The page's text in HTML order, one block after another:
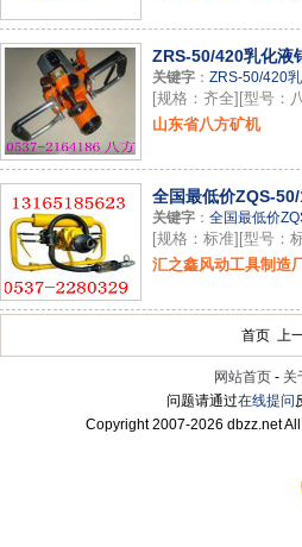
ZRS-50/420乳化液
关键字 ： ZRS-50/420
[规格：齐全][型号：
山东省八方矿机
全国最低价ZQS-
关键字 ： 全国最低价
[规格：标准][型号：
汇之鑫风动工具制造
首页 上
网站首页 - 关
问题请通过在线提问
Copyright 2007-2026 dbzz.net